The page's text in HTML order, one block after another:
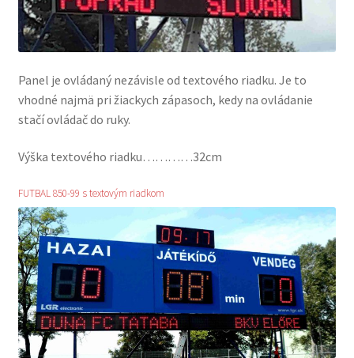
Panel je ovládaný nezávisle od textového riadku. Je to
vhodné najmä pri žiackych zápasoch, kedy na ovládanie
stačí ovládač do ruky.
Výška textového riadku…………32cm
FUTBAL 850-99 s textovým riadkom